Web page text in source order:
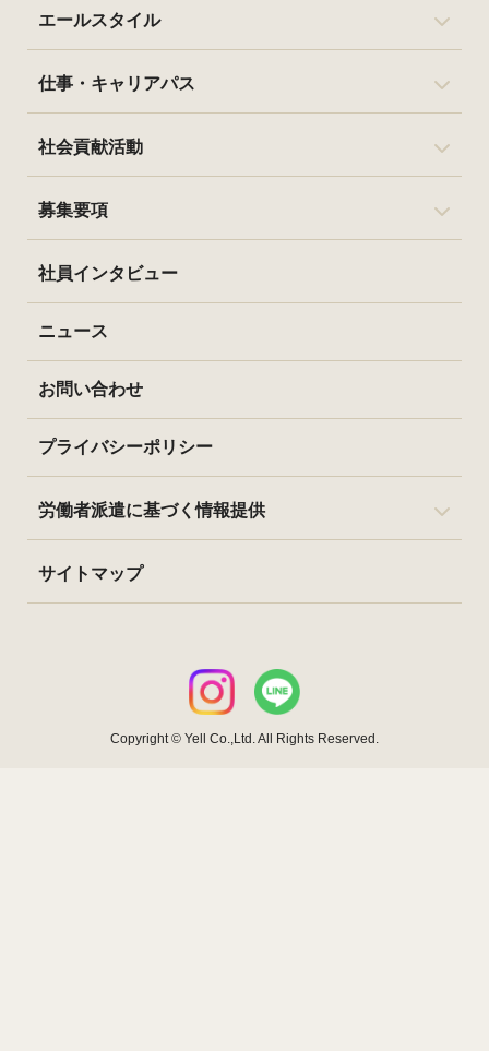
エールスタイル
仕事・キャリアパス
社会貢献活動
募集要項
社員インタビュー
ニュース
お問い合わせ
プライバシーポリシー
労働者派遣に基づく情報提供
サイトマップ
Copyright © Yell Co.,Ltd. All Rights Reserved.